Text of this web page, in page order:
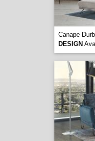
Canape
DESIGN